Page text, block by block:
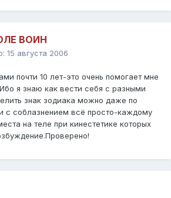
ВОИН
15 августа 2006
почти 10 лет-это очень помогает мне
я знаю как вести себя с разными
знак зодиака можно даже по
с соблазнением всё просто-каждому
на теле при кинестетике которых